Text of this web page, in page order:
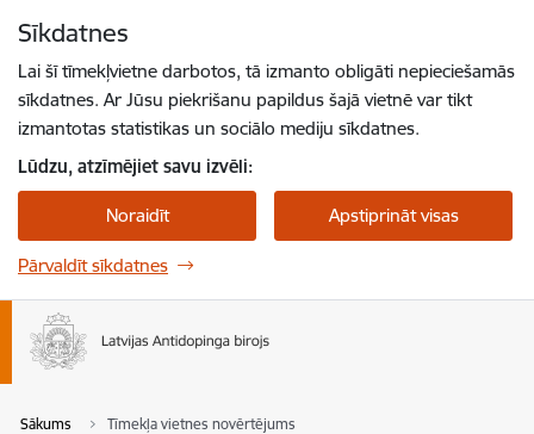
Sīkdatnes
Lai šī tīmekļvietne darbotos, tā izmanto obligāti nepieciešamās
sīkdatnes. Ar Jūsu piekrišanu papildus šajā vietnē var tikt
izmantotas statistikas un sociālo mediju sīkdatnes.
Lūdzu, atzīmējiet savu izvēli:
Noraidīt Apstiprināt visas
Pārvaldīt sīkdatnes
Sākums Tīmekļa vietnes novērtējums